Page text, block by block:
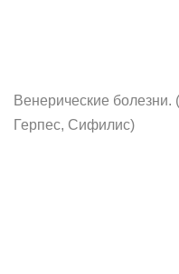
Венерические
Герпес, Сифилис)